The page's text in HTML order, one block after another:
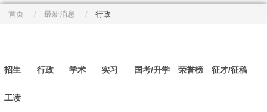
首页 最新消息 行政
招生 行政 学术 实习 国考/升学 荣誉榜 征才/征稿
工读